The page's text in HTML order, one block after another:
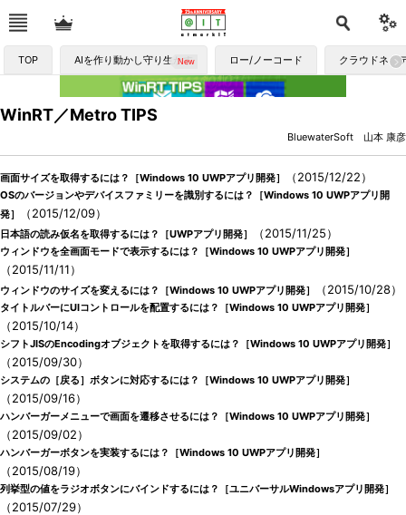
TOP AIを作り動かし守り生かす ロー/ノーコード クラウドネイ
WinRT／Metro TIPS
BluewaterSoft 山本 康彦
画面サイズを取得するには？［Windows 10 UWPアプリ開発］ （2015/12/22）
OSのバージョンやデバイスファミリーを識別するには？［Windows 10 UWPアプリ開
発］
（2015/12/09）
日本語の読み仮名を取得するには？［UWPアプリ開発］ （2015/11/25）
ウィンドウを全画面モードで表示するには？［Windows 10 UWPアプリ開発］
（2015/11/11）
ウィンドウのサイズを変えるには？［Windows 10 UWPアプリ開発］ （2015/10/28）
タイトルバーにUIコントロールを配置するには？［Windows 10 UWPアプリ開発］
（2015/10/14）
シフトJISのEncodingオブジェクトを取得するには？［Windows 10 UWPアプリ開発］
（2015/09/30）
システムの［戻る］ボタンに対応するには？［Windows 10 UWPアプリ開発］
（2015/09/16）
ハンバーガーメニューで画面を遷移させるには？［Windows 10 UWPアプリ開発］
（2015/09/02）
ハンバーガーボタンを実装するには？［Windows 10 UWPアプリ開発］
（2015/08/19）
列挙型の値をラジオボタンにバインドするには？［ユニバーサルWindowsアプリ開発］
（2015/07/29）